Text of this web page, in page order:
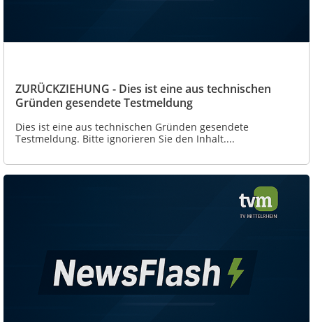
ZURÜCKZIEHUNG - Dies ist eine aus technischen
Gründen gesendete Testmeldung
Dies ist eine aus technischen Gründen gesendete
Testmeldung. Bitte ignorieren Sie den Inhalt....